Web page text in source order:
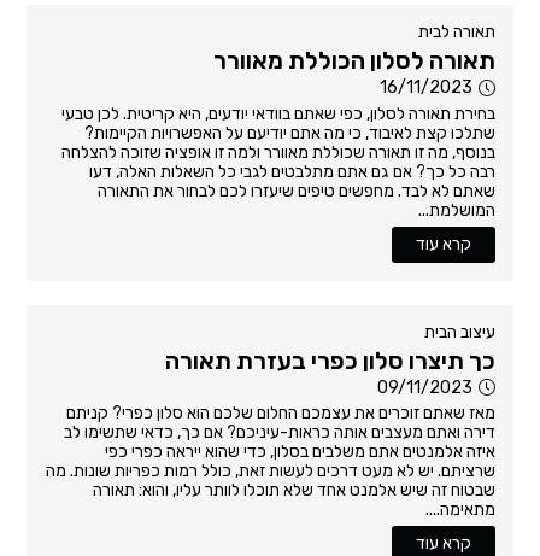
תאורה לבית
תאורה לסלון הכוללת מאוורר
16/11/2023
בחירת תאורה לסלון, כפי שאתם בוודאי יודעים, היא קריטית. לכן טבעי
שתלכו קצת לאיבוד, כי מה אתם יודיעם על האפשרויות הקיימות?
בנוסף, מה זו תאורה שכוללת מאוורר ולמה זו אופציה שזוכה להצלחה
רבה כל כך? אם גם אתם מתלבטים לגבי כל השאלות האלה, דעו
שאתם לא לבד. מחפשים טיפים שיעזרו לכם לבחור את התאורה
המושלמת...
קרא עוד
עיצוב הבית
כך תיצרו סלון כפרי בעזרת תאורה
09/11/2023
מאז שאתם זוכרים את עצמכם החלום שלכם הוא סלון כפרי? קניתם
דירה ואתם מעצבים אותה כראות-עיניכם? אם כך, כדאי שתשימו לב
איזה אלמנטים אתם משלבים בסלון, כדי שהוא ייראה כפרי כפי
שרציתם. יש לא מעט דרכים לעשות זאת, כולל רמות כפריות שונות. מה
שבטוח זה שיש אלמנט אחד שלא תוכלו לוותר עליו, והוא: תאורה
מתאימה....
קרא עוד